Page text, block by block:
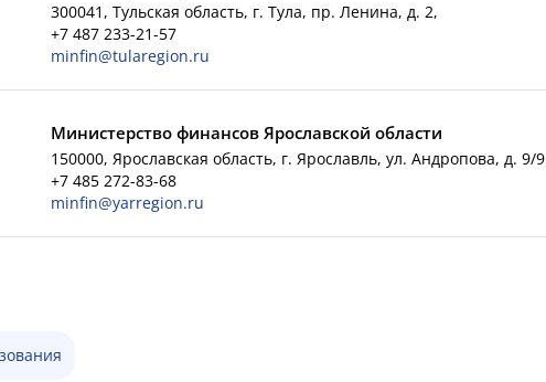
300041, Тульская область, г. Тула, пр. Ленина, д. 2,
+7 487 233-21-57
minfin@tularegion.ru
Министерство финансов Ярославской области
150000, Ярославская область, г. Ярославль, ул. Андропова, д. 9/9
+7 485 272-83-68
minfin@yarregion.ru